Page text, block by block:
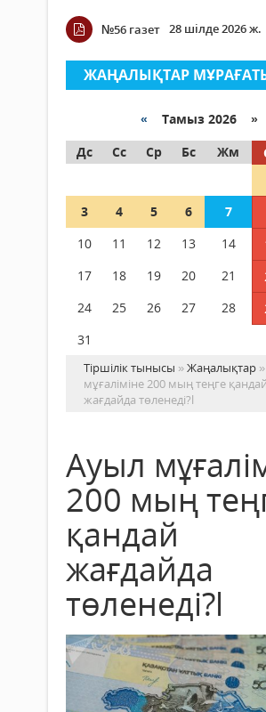
№56 газет 28 шілде 2026 ж.
ЖАҢАЛЫҚТАР
« Тамыз 2026 »
Дс
Сс Ср Бс Жм
3
4 5 6 7
10
11 12 13 14
17
18 19 20 21
24
25 26 27 28
31
Тіршілік тынысы »Жаңалықтар
мұғаліміне 200 мың теңге қандай
жағдайда төленеді?l
Ауыл
200 мың
қандай
жағдайда
төленеді?l